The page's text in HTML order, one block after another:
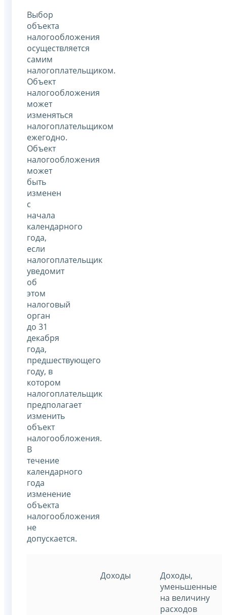
Выбор
объекта
налогообложения
осуществляется
самим
налогоплательщиком.
Объект
налогообложения
может
изменяться
налогоплательщиком
ежегодно.
Объект
налогообложения
может
быть
изменен
с
начала
календарного
года,
если
налогоплательщик
уведомит
об
этом
налоговый
орган
до 31
декабря
года,
предшествующего
году, в
котором
налогоплательщик
предполагает
изменить
объект
налогообложения.
В
течение
календарного
года
изменение
объекта
налогообложения
не
допускается.
Доходы
Доходы,
уменьшенные
на величину
расходов